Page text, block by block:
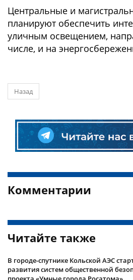
Центральные и
планируют обеспечить
уличным освещением,
числе, и на
Назад
Комментарии
Читайте также
В городе-спутнике Кольской АЭС
развития систем общественной